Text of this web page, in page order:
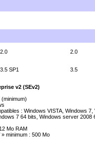
2.0
SP1 3.5
v2 (SEv2)
(minimum)
: Windows VISTA, Windows 7,
7 64 bits, Windows server
Mo RAM
minimum : 500 Mo